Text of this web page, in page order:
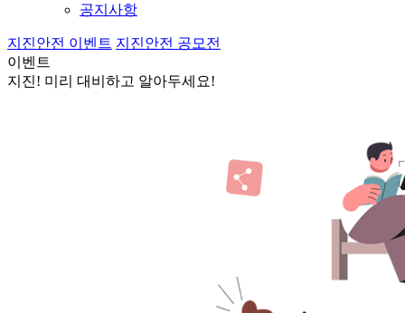
공지사항
지진안전 이벤트 지진안전 공모전
이벤트
지진! 미리 대비하고 알아두세요!